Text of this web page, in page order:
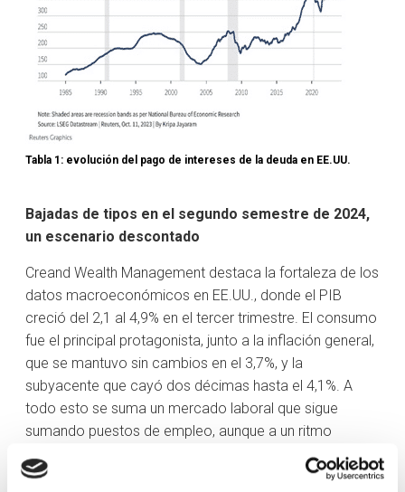
Tabla 1: evolución del pago de intereses de la deuda en EE.UU.
Bajadas de tipos en el segundo semestre de 2024,
un escenario descontado
Creand Wealth Management destaca la fortaleza de los
datos macroeconómicos en EE.UU., donde el PIB
creció del 2,1 al 4,9% en el tercer trimestre. El consumo
fue el principal protagonista, junto a la inflación general,
que se mantuvo sin cambios en el 3,7%, y la
subyacente que cayó dos décimas hasta el 4,1%. A
todo esto se suma un mercado laboral que sigue
sumando puestos de empleo, aunque a un ritmo